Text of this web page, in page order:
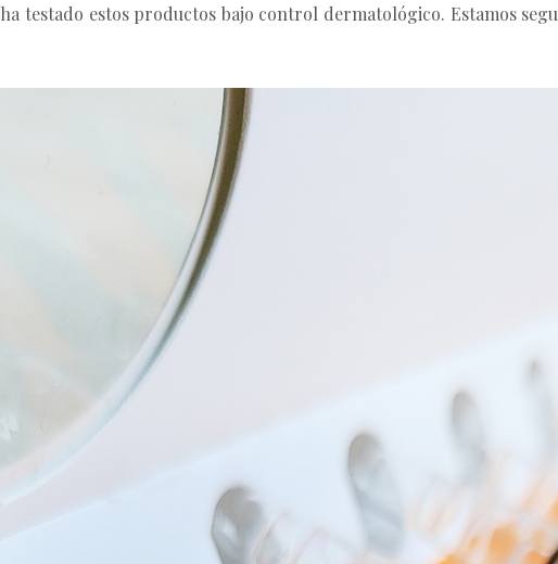
testado estos productos bajo control dermatológico. Estamos